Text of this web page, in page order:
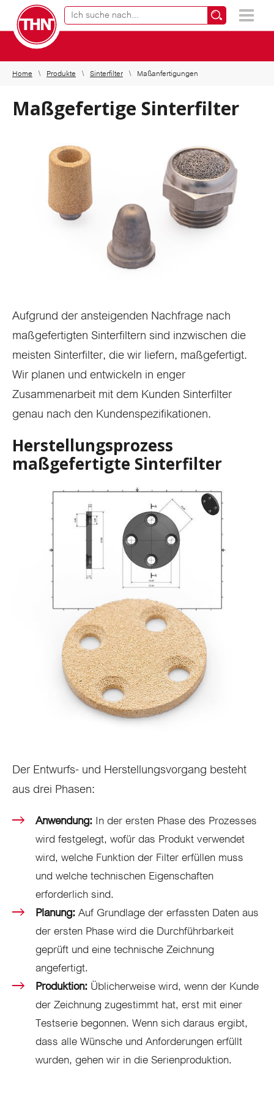
Home Produkte Sinterfilter Maßanfertigungen
Maßgefertige Sinterfilter
Aufgrund der ansteigenden Nachfrage nach
maßgefertigten Sinterfiltern sind inzwischen die
meisten Sinterfilter, die wir liefern, maßgefertigt.
Wir planen und entwickeln in enger
Zusammenarbeit mit dem Kunden Sinterfilter
genau nach den Kundenspezifikationen.
Herstellungsprozess
maßgefertigte Sinterfilter
Der Entwurfs- und Herstellungsvorgang besteht
aus drei Phasen:
Anwendung: In der ersten Phase des Prozesses
wird festgelegt, wofür das Produkt verwendet
wird, welche Funktion der Filter erfüllen muss
und welche technischen Eigenschaften
erforderlich sind.
Planung: Auf Grundlage der erfassten Daten aus
der ersten Phase wird die Durchführbarkeit
geprüft und eine technische Zeichnung
angefertigt.
Produktion: Üblicherweise wird, wenn der Kunde
der Zeichnung zugestimmt hat, erst mit einer
Testserie begonnen. Wenn sich daraus ergibt,
dass alle Wünsche und Anforderungen erfüllt
wurden, gehen wir in die Serienproduktion.
×
Online Produktfinder